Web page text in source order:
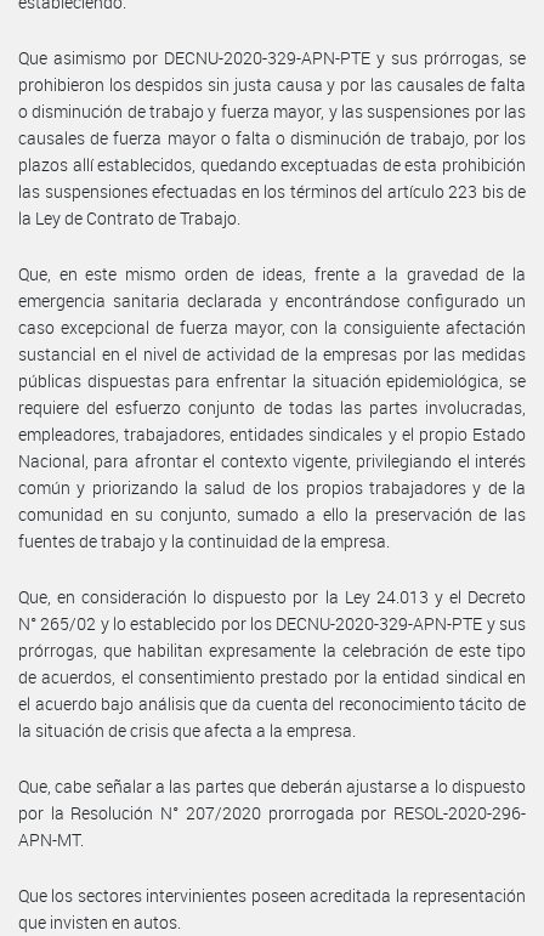
Que asimismo por DECNU-2020-329-APN-PTE y sus prórrogas, se
prohibieron los despidos sin justa causa y por las causales de falta
o disminución de trabajo y fuerza mayor, y las suspensiones por las
causales de fuerza mayor o falta o disminución de trabajo, por los
plazos allí establecidos, quedando exceptuadas de esta prohibición
las suspensiones efectuadas en los términos del artículo 223 bis de
la Ley de Contrato de Trabajo.
Que, en este mismo orden de ideas, frente a la gravedad de la
emergencia sanitaria declarada y encontrándose configurado un
caso excepcional de fuerza mayor, con la consiguiente afectación
sustancial en el nivel de actividad de la empresas por las medidas
públicas dispuestas para enfrentar la situación epidemiológica, se
requiere del esfuerzo conjunto de todas las partes involucradas,
empleadores, trabajadores, entidades sindicales y el propio Estado
Nacional, para afrontar el contexto vigente, privilegiando el interés
común y priorizando la salud de los propios trabajadores y de la
comunidad en su conjunto, sumado a ello la preservación de las
fuentes de trabajo y la continuidad de la empresa.
Que, en consideración lo dispuesto por la Ley 24.013 y el Decreto
N° 265/02 y lo establecido por los DECNU-2020-329-APN-PTE y sus
prórrogas, que habilitan expresamente la celebración de este tipo
de acuerdos, el consentimiento prestado por la entidad sindical en
el acuerdo bajo análisis que da cuenta del reconocimiento tácito de
la situación de crisis que afecta a la empresa.
Que, cabe señalar a las partes que deberán ajustarse a lo dispuesto
por la Resolución N° 207/2020 prorrogada por RESOL-2020-296-
APN-MT.
Que los sectores intervinientes poseen acreditada la representación
que invisten en autos.